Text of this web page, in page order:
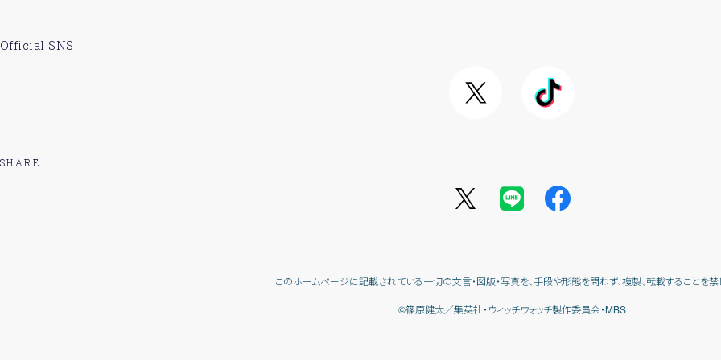
Official SNS
SHARE
このホームページに記載されている一切の文言・図版・写真を、 手段や形態を問わず、複製、転載することを禁
©篠原健太／集英社・ウィッチウォッチ製作委員会・MBS